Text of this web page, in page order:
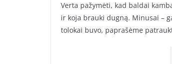
Verta pažymėti, kad baldai
ir koja brauki dugną. Minusai –
tolokai buvo, paprašėme